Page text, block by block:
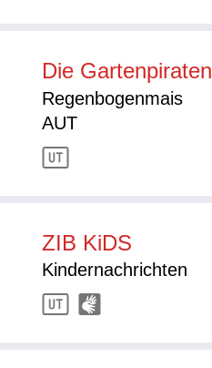
Die Gartenpiraten
Regenbogenmais
AUT
ZIB KiDS
Kindernachrichten